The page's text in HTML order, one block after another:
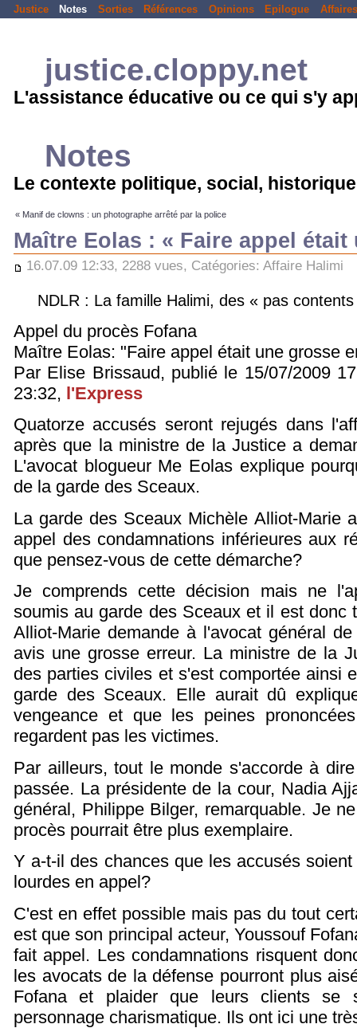
Justice Notes Sorties Références Opinions Epilogue Affaires
justice.cloppy.net
L'assistance éducative ou ce qui s'y
Notes
Le contexte politique, social,
« Manif de clowns : un photographe arrêté par la police
Maître Eolas : « Faire appel
16.07.09 12:33, 2288 vues, Catégories: Affaire Halimi
NDLR : La famille Halimi, des « pas
Appel du procès Fofana
Maître Eolas: "Faire appel était une grosse
Par Elise Brissaud, publié le 15/07/2009
23:32, l'Express
Quatorze accusés seront rejugés dans
après que la ministre de la Justice a
L'avocat blogueur Me Eolas explique
de la garde des Sceaux.
La garde des Sceaux Michèle Alliot-Marie
appel des condamnations inférieures aux
que pensez-vous de cette démarche?
Je comprends cette décision mais ne
soumis au garde des Sceaux et il est donc
Alliot-Marie demande à l'avocat général
avis une grosse erreur. La ministre de la
des parties civiles et s'est comportée ainsi
garde des Sceaux. Elle aurait dû
vengeance et que les peines
regardent pas les victimes.
Par ailleurs, tout le monde s'accorde à
passée. La présidente de la cour, Nadia
général, Philippe Bilger, remarquable. Je
procès pourrait être plus exemplaire.
Y a-t-il des chances que les accusés
lourdes en appel?
C'est en effet possible mais pas du tout
est que son principal acteur, Youssouf
fait appel. Les condamnations risquent
les avocats de la défense pourront plus
Fofana et plaider que leurs clients se
personnage charismatique. Ils ont ici une